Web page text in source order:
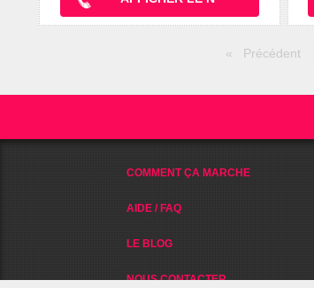
Précédent
COMMENT ÇA MARCHE
AIDE / FAQ
LE BLOG
NOUS CONTACTER